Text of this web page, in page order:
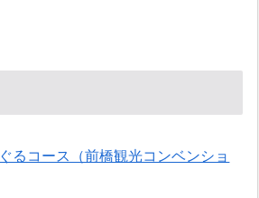
るコース（前橋観光コンベンショ